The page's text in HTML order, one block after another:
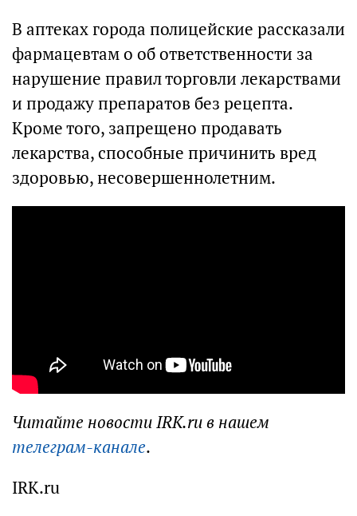
В аптеках города полицейские рассказали
фармацевтам о об ответственности за
нарушение правил торговли лекарствами
и продажу препаратов без рецепта.
Кроме того, запрещено продавать
лекарства, способные причинить вред
здоровью, несовершеннолетним.
Читайте новости IRK.ru в нашем
телеграм-канале.
IRK.ru